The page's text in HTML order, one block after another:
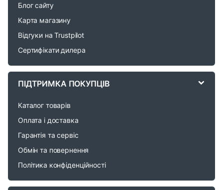
C
Блог сайту
Карта магазину
Відгуки на Trustpilot
Сертифікати дилера
ПІДТРИМКА ПОКУПЦІВ
Каталог товарів
Оплата і доставка
Гарантія та сервіс
Обмін та повернення
Політика конфіденційності